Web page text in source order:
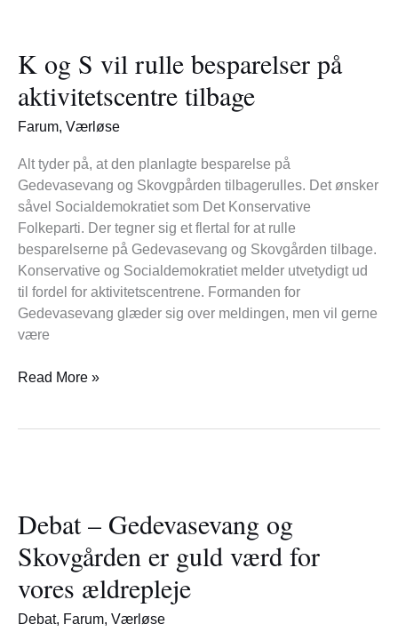
K og S vil rulle besparelser på
aktivitetscentre tilbage
Farum, Værløse
Alt tyder på, at den planlagte besparelse på
Gedevasevang og Skovgpården tilbagerulles. Det ønsker
såvel Socialdemokratiet som Det Konservative
Folkeparti. Der tegner sig et flertal for at rulle
besparelserne på Gedevasevang og Skovgården tilbage.
Konservative og Socialdemokratiet melder utvetydigt ud
til fordel for aktivitetscentrene. Formanden for
Gedevasevang glæder sig over meldingen, men vil gerne
være
S
vil
rulle
besparelser
aktivitetscentre
tilbage
Read More »
Debat – Gedevasevang og
Skovgården er guld værd for
vores ældrepleje
Debat, Farum, Værløse
Gedevasevang
og
Skovgården
guld
værd